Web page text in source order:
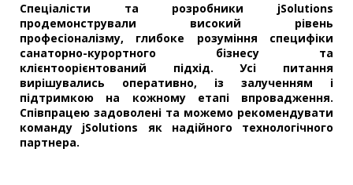
Спеціалісти та розробники jSolutions
продемонстрували високий рівень
професіоналізму, глибоке розуміння специфіки
санаторно-курортного бізнесу та
клієнтоорієнтований підхід. Усі питання
вирішувались оперативно, із залученням і
підтримкою на кожному етапі впровадження.
Співпрацею задоволені та можемо рекомендувати
команду jSolutions як надійного технологічного
партнера.